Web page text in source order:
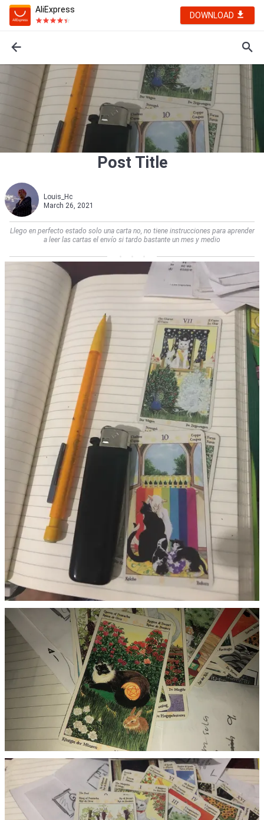
AliExpress
DOWNLOAD
Post Title
Louis_Hc
March 26, 2021
Llego en perfecto estado solo una carta no, no tiene instrucciones para aprender
a leer las cartas el envío si tardo bastante un mes y medio